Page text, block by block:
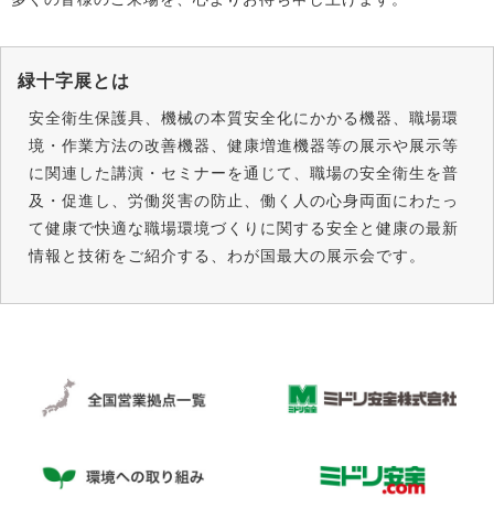
緑十字展とは
安全衛生保護具、機械の本質安全化にかかる機器、職場環
境・作業方法の改善機器、健康増進機器等の展示や展示等
に関連した講演・セミナーを通じて、職場の安全衛生を普
及・促進し、労働災害の防止、働く人の心身両面にわたっ
て健康で快適な職場環境づくりに関する安全と健康の最新
情報と技術をご紹介する、わが国最大の展示会です。